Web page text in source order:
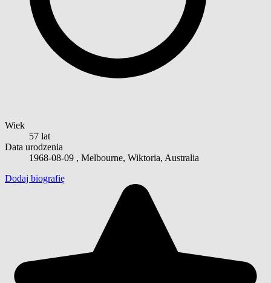
Wiek
57 lat
Data urodzenia
1968-08-09 , Melbourne, Wiktoria, Australia
Dodaj biografię